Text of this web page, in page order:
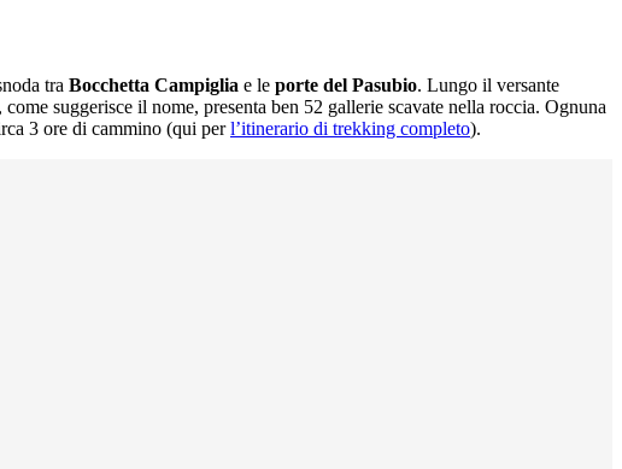
tra Bocchetta Campiglia e le porte del Pasubio. Lungo il versante
suggerisce il nome, presenta ben 52 gallerie scavate nella roccia. Ognuna
3 ore di cammino (qui perl’itinerario di trekking completo).